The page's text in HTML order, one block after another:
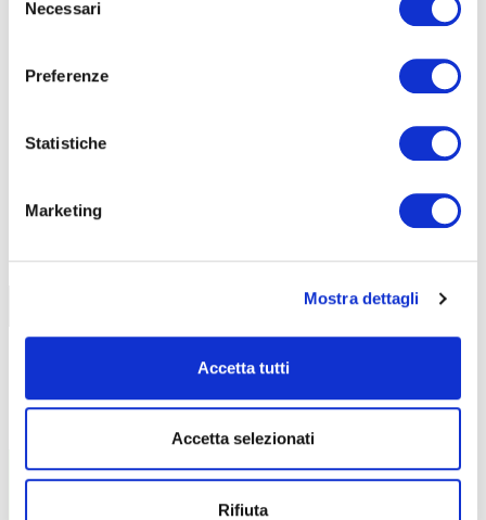
delNecessari
Preferenze
Statistiche
Marketing
Mostra dettagli
Accetta tutti
Accetta selezionati
Rifiuta
ONLINE
CORSI
Lettura del disegno meccanico Riqualifica da Asa in Oss